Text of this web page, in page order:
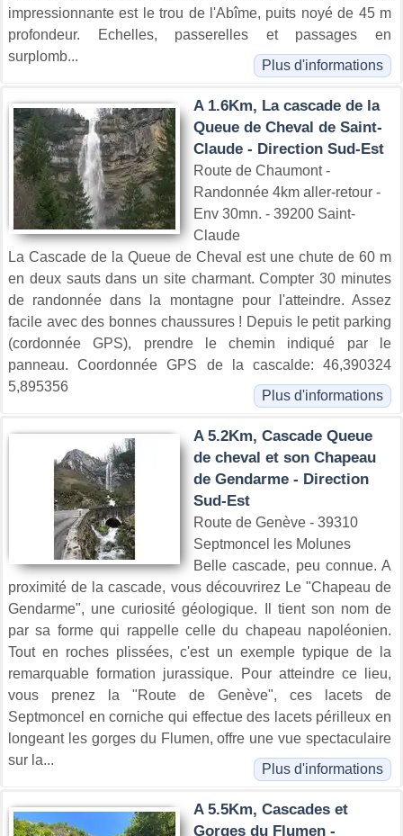
impressionnante est le trou de l'Abîme, puits noyé de 45 m
profondeur. Echelles, passerelles et passages en
surplomb...
Plus d'informations
A 1.6Km, La cascade de la
Queue de Cheval de Saint-
Claude - Direction Sud-Est
Route de Chaumont -
Randonnée 4km aller-retour -
Env 30mn. - 39200 Saint-
Claude
La Cascade de la Queue de Cheval est une chute de 60 m
en deux sauts dans un site charmant. Compter 30 minutes
de randonnée dans la montagne pour l'atteindre. Assez
facile avec des bonnes chaussures ! Depuis le petit parking
(cordonnée GPS), prendre le chemin indiqué par le
panneau. Coordonnée GPS de la cascalde: 46,390324
5,895356
Plus d'informations
A 5.2Km, Cascade Queue
de cheval et son Chapeau
de Gendarme - Direction
Sud-Est
Route de Genève - 39310
Septmoncel les Molunes
Belle cascade, peu connue. A
proximité de la cascade, vous découvrirez Le "Chapeau de
Gendarme", une curiosité géologique. Il tient son nom de
par sa forme qui rappelle celle du chapeau napoléonien.
Tout en roches plissées, c'est un exemple typique de la
remarquable formation jurassique. Pour atteindre ce lieu,
vous prenez la "Route de Genève", ces lacets de
Septmoncel en corniche qui effectue des lacets périlleux en
longeant les gorges du Flumen, offre une vue spectaculaire
sur la...
Plus d'informations
A 5.5Km, Cascades et
Gorges du Flumen -